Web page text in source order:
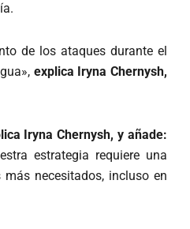
de los ataques durante el
explica Iryna Chernysh,
Iryna Chernysh, y añade:
estrategia requiere una
necesitados, incluso en